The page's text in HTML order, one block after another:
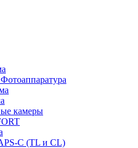
камеры
C (TL и CL)